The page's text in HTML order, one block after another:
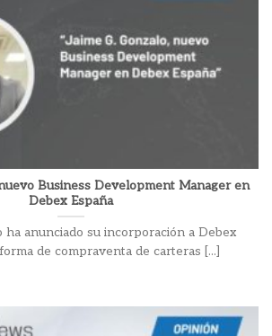
Business Development Manager en
Debex España
ha anunciado su incorporación a Debex
de compraventa de carteras [...]